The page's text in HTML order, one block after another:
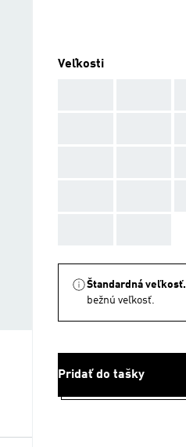
Veľkosti
Štandardná veľkosť.
bežnú veľkosť.
Pridať do tašky